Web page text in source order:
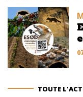
TOUTE